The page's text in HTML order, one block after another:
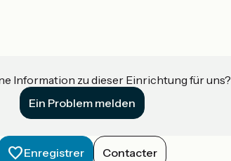
Information zu dieser Einrichtung für uns?
Ein Problem melden
Enregistrer Contacter